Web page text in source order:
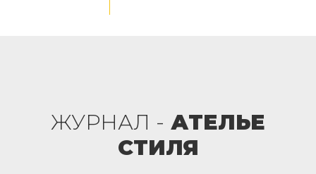
ЖУРНАЛ - АТЕЛЬЕ
СТИЛЯ